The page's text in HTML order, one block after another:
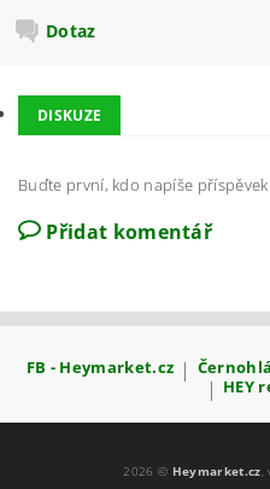
Dotaz
DISKUZE
Buďte první, kdo napíše
Přidat komentář
FB - Heymarket.cz |
| HEY
2026 © Heymarket.cz